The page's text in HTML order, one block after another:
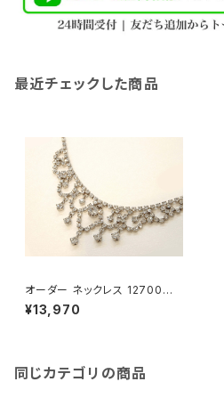
最近チェックした商品
オーダー ネックレス 12700円
分
¥13,970
同じカテゴリの商品